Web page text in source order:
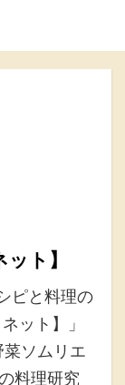
ト】
ピと料理の
ット】」
ソムリエ
料理研究